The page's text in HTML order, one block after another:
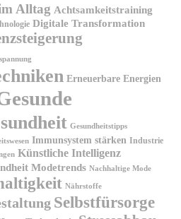
Alltag Achtsamkeitstraining
Digitale Transformation
Erneuerbare Energien
Gesundheitstipps
Immunsystem stärken Industrie
Künstliche Intelligenz
Modetrends Nachhaltige Mode
Nährstoffe
Selbstfürsorge